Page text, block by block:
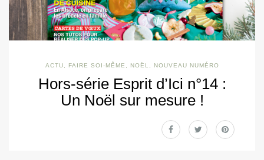
ACTU FAIRE SOI-MÊME NOËL NOUVEAU NUMÉRO
Hors-série Esprit d’Ici n°14 :
Un Noël sur mesure !